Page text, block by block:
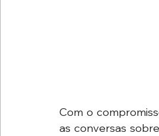
Com o
as conversas